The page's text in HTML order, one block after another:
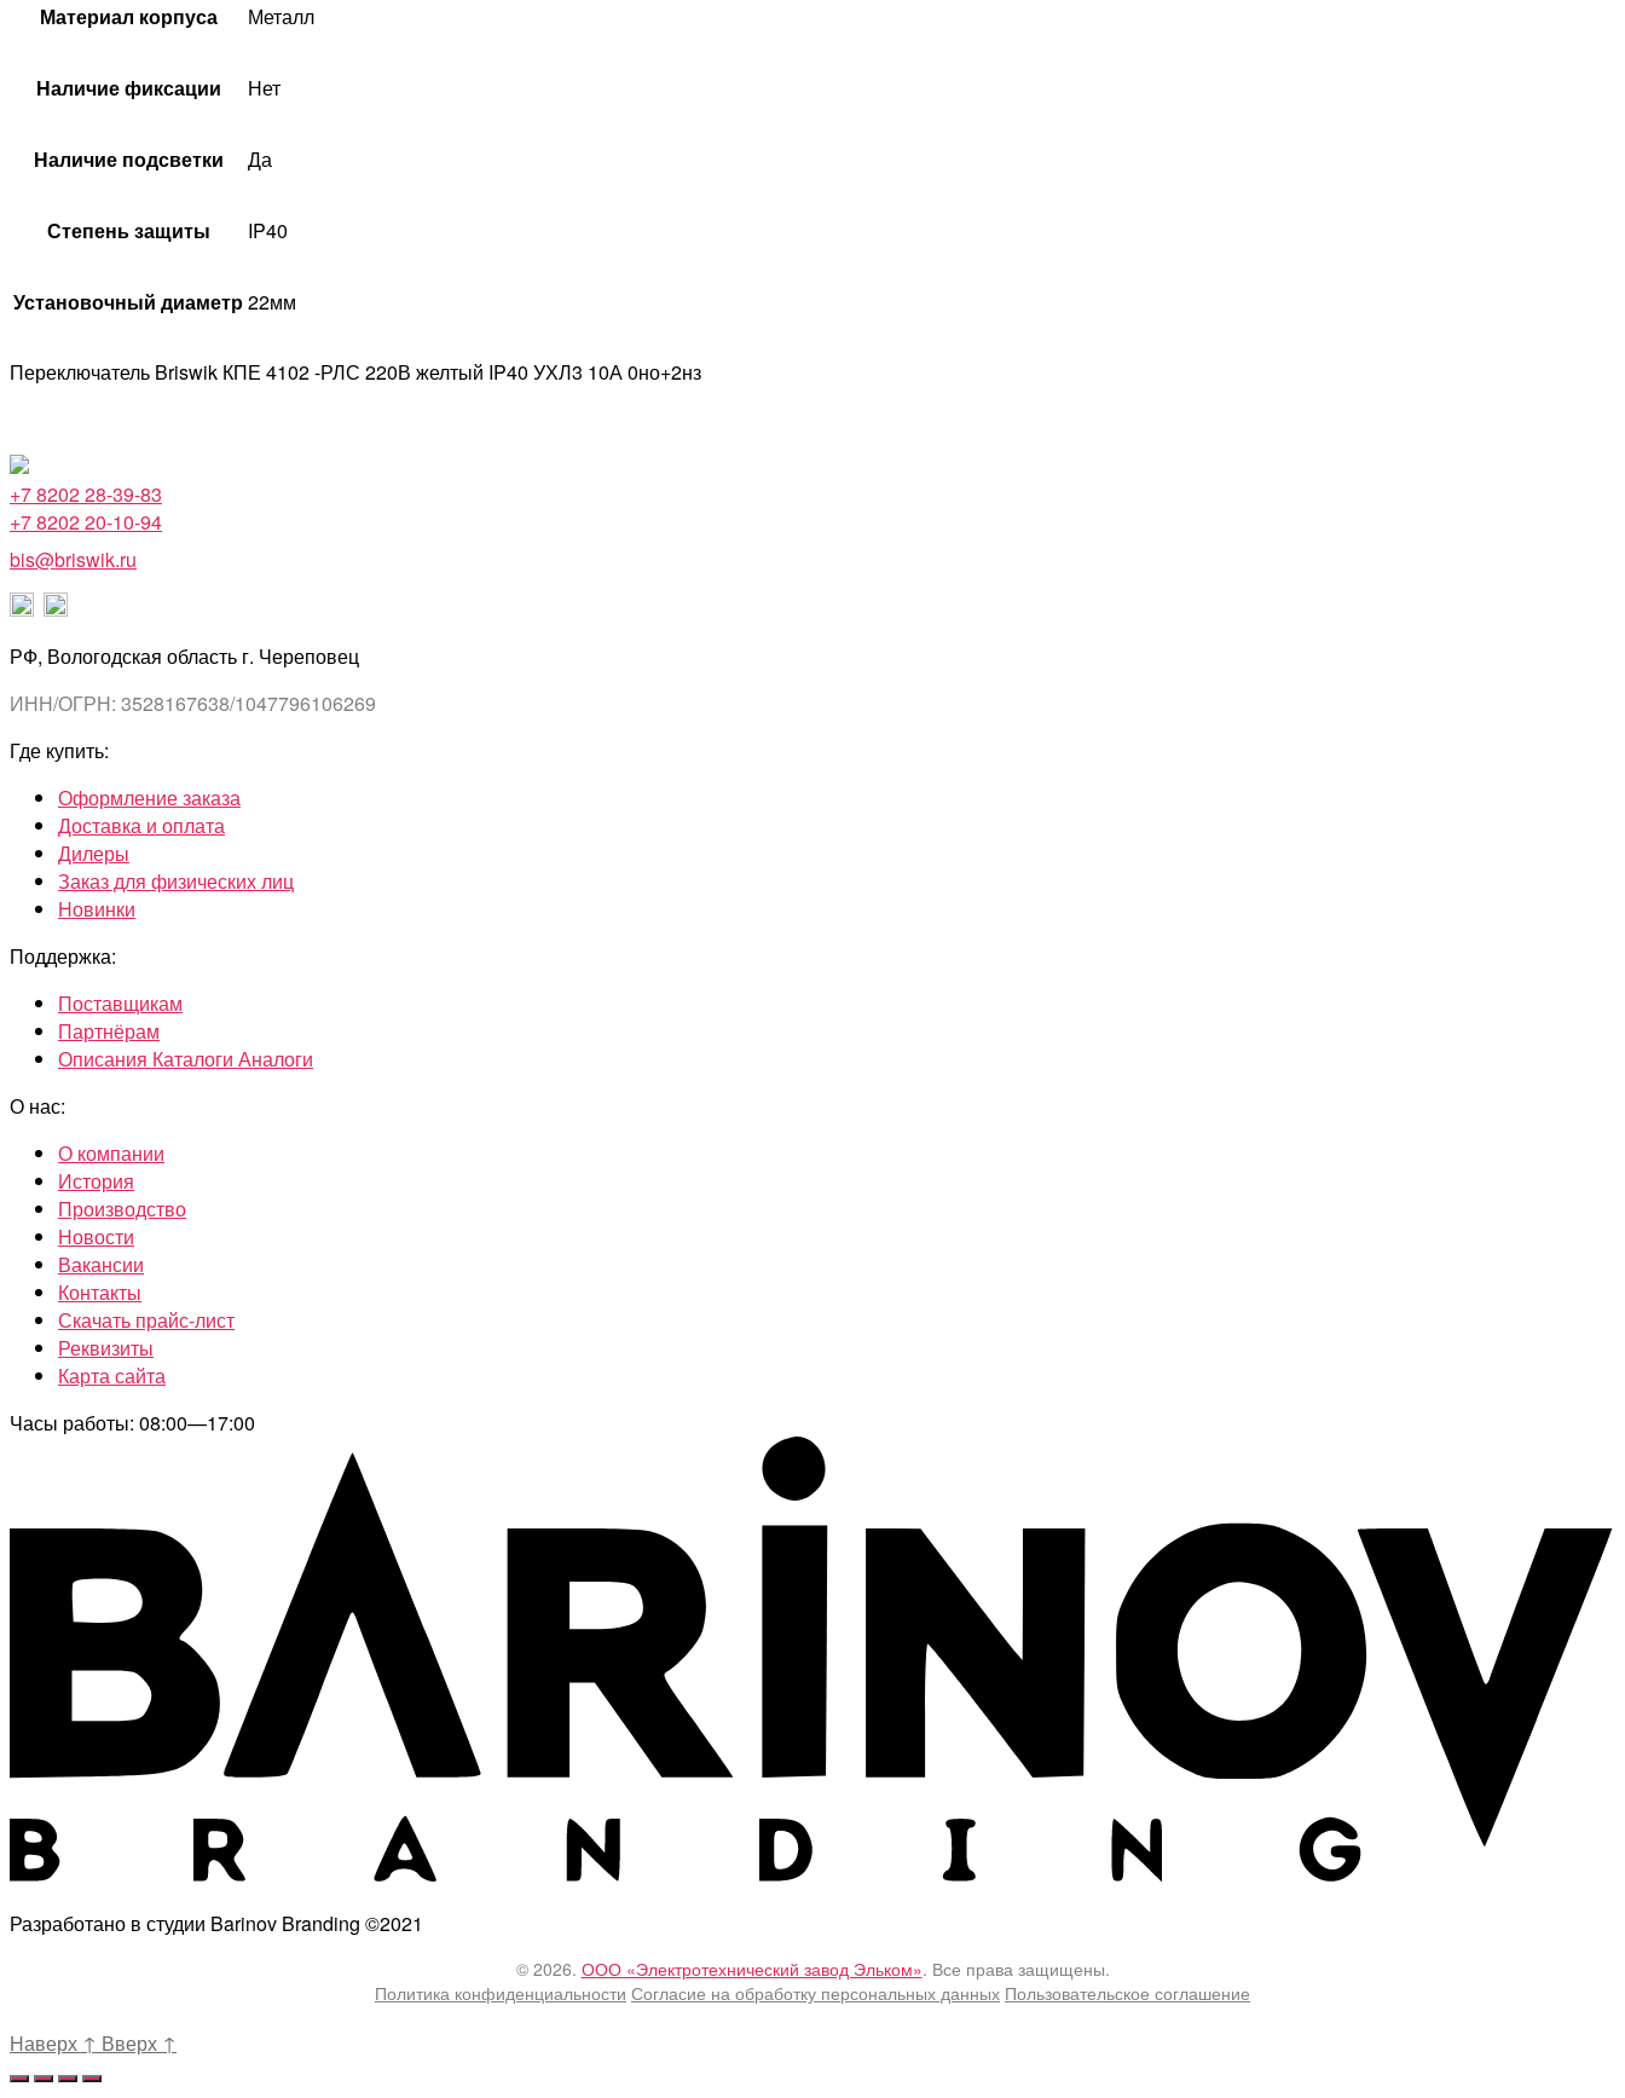
Материал корпуса Металл
Наличие фиксации Нет
Наличие подсветки Да
Степень защиты IP40
Установочный диаметр22мм
Переключатель Briswik КПЕ 4102 -РЛС 220В желтый IP40 УХЛ3 10А 0но+2нз
+7 8202 28-39-83
+7 8202 20-10-94
bis@briswik.ru
РФ, Вологодская область г. Череповец
ИНН/ОГРН: 3528167638/1047796106269
Где купить:
Оформление заказа
Доставка и оплата
Дилеры
Заказ для физических лиц
Новинки
Поддержка:
Поставщикам
Партнёрам
Описания Каталоги Аналоги
О нас:
О компании
История
Производство
Новости
Вакансии
Контакты
Скачать прайс-лист
Реквизиты
Карта сайта
Часы работы: 08:00—17:00
Разработано в студии Barinov Branding ©2021
© 2026. ООО «Электротехнический завод Эльком». Все права защищены.
Политика конфиденциальности Согласие на обработку персональных данных Пользовательское соглашение
Наверх ↑ Вверх ↑